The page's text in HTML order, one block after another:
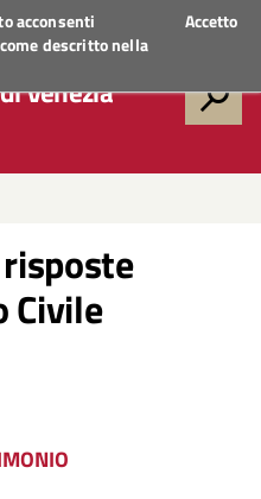
acconsenti
descritto nella
Accetto
Venezia
Civile